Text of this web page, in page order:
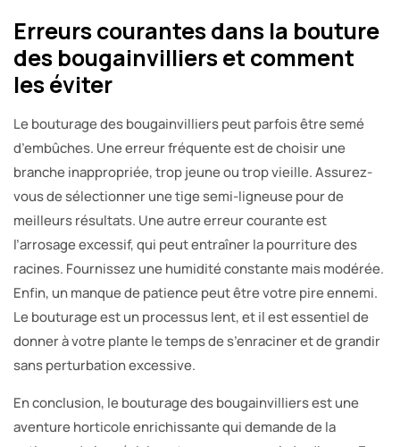
Erreurs courantes dans la bouture
des bougainvilliers et comment
les éviter
Le bouturage des bougainvilliers peut parfois être semé
d’embûches. Une erreur fréquente est de choisir une
branche inappropriée, trop jeune ou trop vieille. Assurez-
vous de sélectionner une tige semi-ligneuse pour de
meilleurs résultats. Une autre erreur courante est
l’arrosage excessif, qui peut entraîner la pourriture des
racines. Fournissez une humidité constante mais modérée.
Enfin, un manque de patience peut être votre pire ennemi.
Le bouturage est un processus lent, et il est essentiel de
donner à votre plante le temps de s’enraciner et de grandir
sans perturbation excessive.
En conclusion, le bouturage des bougainvilliers est une
aventure horticole enrichissante qui demande de la